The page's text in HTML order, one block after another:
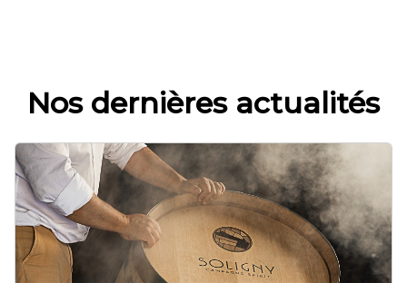
Nos dernières actualités